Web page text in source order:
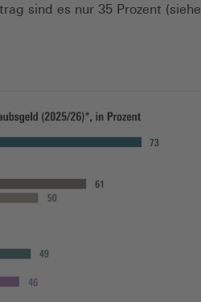
sind es nur 35 Prozent (siehe